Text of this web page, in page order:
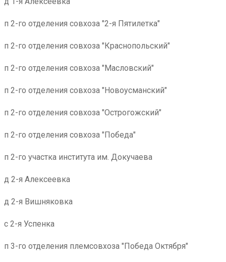
п 2-го отделения совхоза "2-я Пятилетка"
п 2-го отделения совхоза "Краснопольский"
п 2-го отделения совхоза "Масловский"
п 2-го отделения совхоза "Новоусманский"
п 2-го отделения совхоза "Острогожский"
п 2-го отделения совхоза "Победа"
п 2-го участка института им. Докучаева
д 2-я Алексеевка
д 2-я Вишняковка
с 2-я Успенка
п 3-го отделения племсовхоза "Победа Октября"